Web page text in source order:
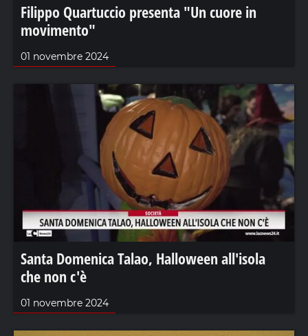
Filippo Quartuccio presenta "Un cuore in
movimento"
01 novembre 2024
Santa Domenica Talao, Halloween all'isola
che non c'è
01 novembre 2024